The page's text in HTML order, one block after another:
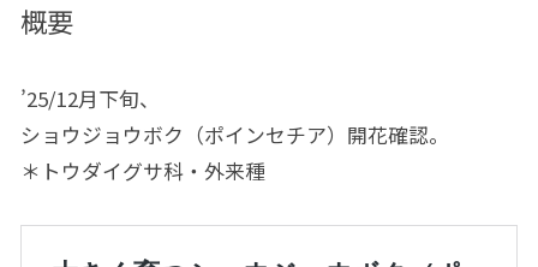
概要
’25/12月下旬、
ショウジョウボク（ポインセチア）開花確認。
＊トウダイグサ科・外来種